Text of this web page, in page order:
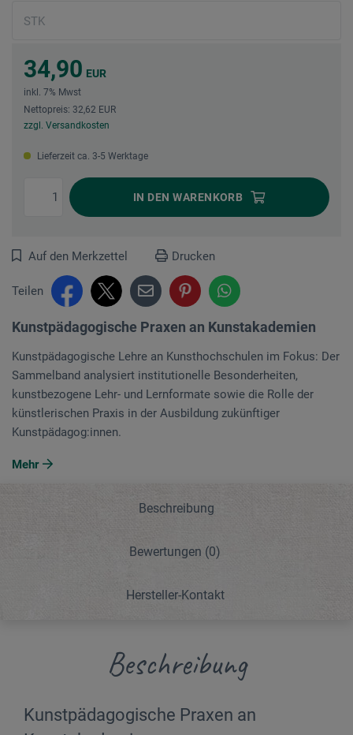
34,90 EUR
inkl. 7% Mwst
Nettopreis: 32,62 EUR
zzgl. Versandkosten
Lieferzeit ca. 3-5 Werktage
IN DEN WARENKORB
Auf den Merkzettel Drucken
Teilen
Kunstpädagogische Praxen an Kunstakademien
Kunstpädagogische Lehre an Kunsthochschulen im Fokus: Der
Sammelband analysiert institutionelle Besonderheiten,
kunstbezogene Lehr- und Lernformate sowie die Rolle der
künstlerischen Praxis in der Ausbildung zukünftiger
Kunstpädagog:innen.
Mehr
Beschreibung
Bewertungen (0)
Hersteller-Kontakt
Beschreibung
Kunstpädagogische Praxen an